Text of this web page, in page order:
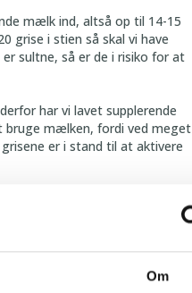
Om
mælk ind, altså op til 14-15
grise i stien så skal vi have
sultne, så er de i risiko for at
har vi lavet supplerende
bruge mælken, fordi ved meget
er i stand til at aktivere
fire uger.
så når de bliver